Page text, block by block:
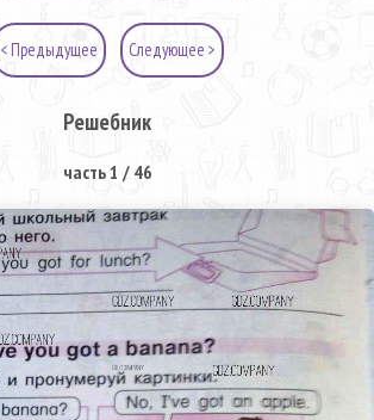
< Предыдущее Следующее >
Решебник
часть 1 / 46